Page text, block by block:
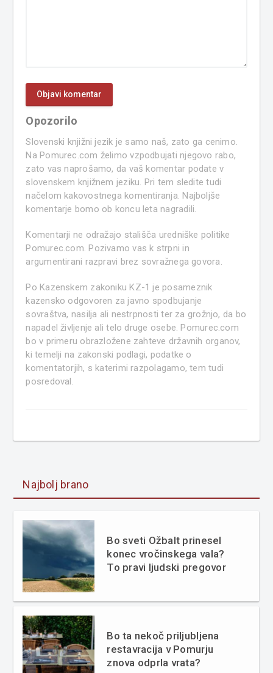
Opozorilo
Slovenski knjižni jezik je samo naš, zato ga cenimo.
Na Pomurec.com želimo vzpodbujati njegovo rabo,
zato vas naprošamo, da vaš komentar podate v
slovenskem knjižnem jeziku. Pri tem sledite tudi
načelom kakovostnega komentiranja. Najboljše
komentarje bomo ob koncu leta nagradili.
Komentarji ne odražajo stališča uredniške politike
Pomurec.com. Pozivamo vas k strpni in
argumentirani razpravi brez sovražnega govora.
Po Kazenskem zakoniku KZ-1 je posameznik
kazensko odgovoren za javno spodbujanje
sovraštva, nasilja ali nestrpnosti ter za grožnjo, da bo
napadel življenje ali telo druge osebe. Pomurec.com
bo v primeru obrazložene zahteve državnih organov,
ki temelji na zakonski podlagi, podatke o
komentatorjih, s katerimi razpolagamo, tem tudi
posredoval.
Najbolj brano
Bo sveti Ožbalt prinesel
konec vročinskega vala?
To pravi ljudski pregovor
Bo ta nekoč priljubljena
restavracija v Pomurju
znova odprla vrata?